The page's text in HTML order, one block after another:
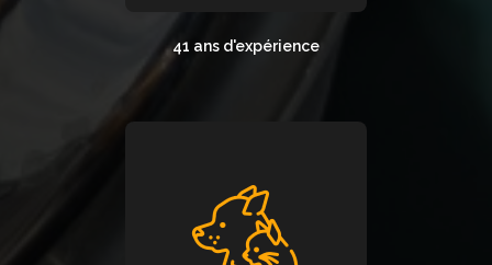
41 ans d'expérience